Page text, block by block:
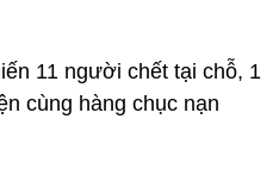
11 người chết tại chỗ, 1
cùng hàng chục nạn